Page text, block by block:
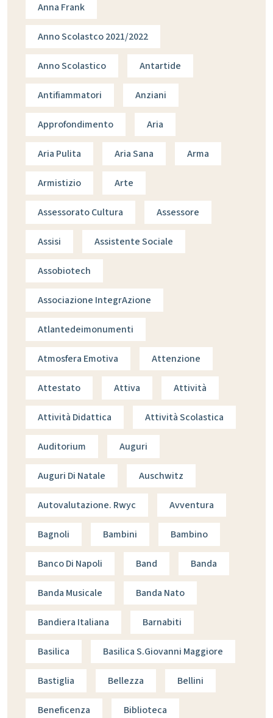
Anna Frank
Anno Scolastco 2021/2022
Anno Scolastico Antartide
Antifiammatori Anziani
Approfondimento Aria
Aria Pulita Aria Sana Arma
Armistizio Arte
Assessorato Cultura Assessore
Assisi Assistente Sociale
Assobiotech
Associazione IntegrAzione
Atlantedeimonumenti
Atmosfera Emotiva Attenzione
Attestato Attiva Attività
Attività Didattica Attività Scolastica
Auditorium Auguri
Auguri Di Natale Auschwitz
Autovalutazione. Rwyc Avventura
Bagnoli Bambini Bambino
Banco Di Napoli Band Banda
Banda Musicale Banda Nato
Bandiera Italiana Barnabiti
Basilica Basilica S.giovanni Maggiore
Bastiglia Bellezza Bellini
Beneficenza Biblioteca